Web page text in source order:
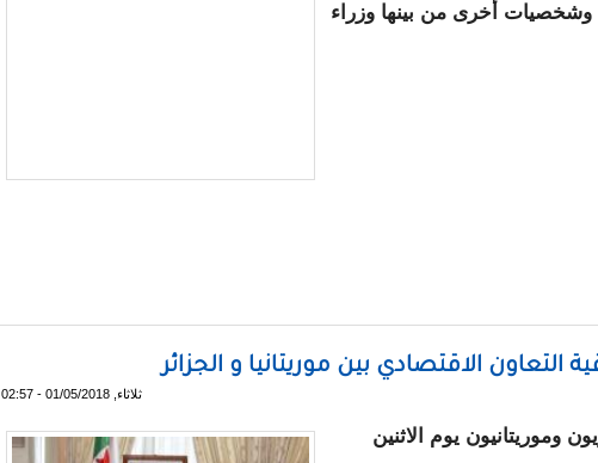
وشخصيات أخرى من بينها وزراء
وشخصيات أخرى
التعاون الاقتصادي بين موريتانيا و الجزائر
ثلاثاء, 01/05/2018 - 02:57
وموريتانيون يوم الاثنين